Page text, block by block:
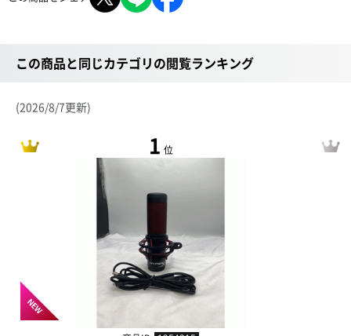
この商品と同じカテゴリの閲覧ランキング
(2026/8/7更新)
1 位
NEW